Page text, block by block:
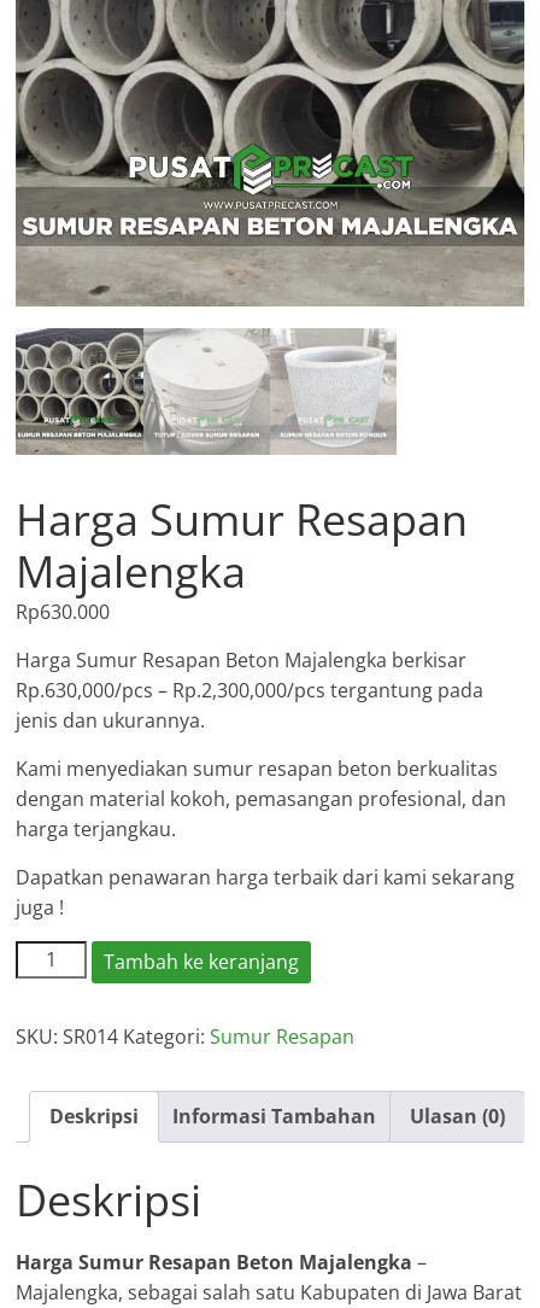
Harga Sumur Resapan
Majalengka
Rp630.000
Harga Sumur Resapan Beton Majalengka berkisar
Rp.630,000/pcs – Rp.2,300,000/pcs tergantung pada
jenis dan ukurannya.
Kami menyediakan sumur resapan beton berkualitas
dengan material kokoh, pemasangan profesional, dan
harga terjangkau.
Dapatkan penawaran harga terbaik dari kami sekarang
juga !
Kuantitas
Harga
Resapan
Tambah ke keranjang
SKU:SR014 Kategori:Sumur Resapan
Deskripsi Informasi Tambahan Ulasan (0)
Deskripsi
Harga Sumur Resapan Beton Majalengka –
Majalengka, sebagai salah satu Kabupaten di Jawa Barat